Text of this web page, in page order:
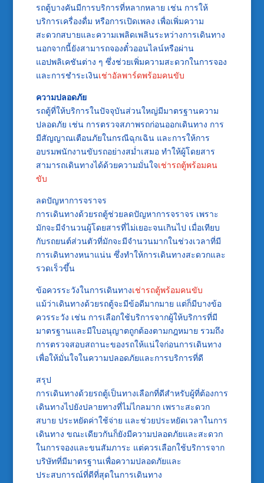
รถตู้บางคันมีการบริการที่หลากหลาย เช่น การให้
บริการเครื่องดื่ม หรือการเปิดเพลง เพื่อเพิ่มความ
สะดวกสบายและความเพลิดเพลินระหว่างการเดินทาง
นอกจากนี้ยังสามารถจองตั๋วออนไลน์หรือผ่าน
แอปพลิเคชันต่าง ๆ ซึ่งช่วยเพิ่มความสะดวกในการจอง
และการชำระเงินเช่าอัลพาร์ดพร้อมคนขับ
ความปลอดภัย
รถตู้ที่ให้บริการในปัจจุบันส่วนใหญ่มีมาตรฐานความ
ปลอดภัย เช่น การตรวจสภาพรถก่อนออกเดินทาง การ
มีสัญญาณเตือนภัยในกรณีฉุกเฉิน และการให้การ
อบรมพนักงานขับรถอย่างสม่ำเสมอ ทำให้ผู้โดยสาร
สามารถเดินทางได้ด้วยความมั่นใจเช่ารถตู้พร้อมคน
ขับ
ลดปัญหาการจราจร
การเดินทางด้วยรถตู้ช่วยลดปัญหาการจราจร เพราะ
มักจะมีจำนวนผู้โดยสารที่ไม่เยอะจนเกินไป เมื่อเทียบ
กับรถยนต์ส่วนตัวที่มักจะมีจำนวนมากในช่วงเวลาที่มี
การเดินทางหนาแน่น ซึ่งทำให้การเดินทางสะดวกและ
รวดเร็วขึ้น
ข้อควรระวังในการเดินทางเช่ารถตู้พร้อมคนขับ
แม้ว่าเดินทางด้วยรถตู้จะมีข้อดีมากมาย แต่ก็มีบางข้อ
ควรระวัง เช่น การเลือกใช้บริการจากผู้ให้บริการที่มี
มาตรฐานและมีใบอนุญาตถูกต้องตามกฎหมาย รวมถึง
การตรวจสอบสถานะของรถให้แน่ใจก่อนการเดินทาง
เพื่อให้มั่นใจในความปลอดภัยและการบริการที่ดี
สรุป
การเดินทางด้วยรถตู้เป็นทางเลือกที่ดีสำหรับผู้ที่ต้องการ
เดินทางไปยังปลายทางที่ไม่ไกลมาก เพราะสะดวก
สบาย ประหยัดค่าใช้จ่าย และช่วยประหยัดเวลาในการ
เดินทาง ขณะเดียวกันก็ยังมีความปลอดภัยและสะดวก
ในการจองและขนสัมภาระ แต่ควรเลือกใช้บริการจาก
บริษัทที่มีมาตรฐานเพื่อความปลอดภัยและ
ประสบการณ์ที่ดีที่สุดในการเดินทาง